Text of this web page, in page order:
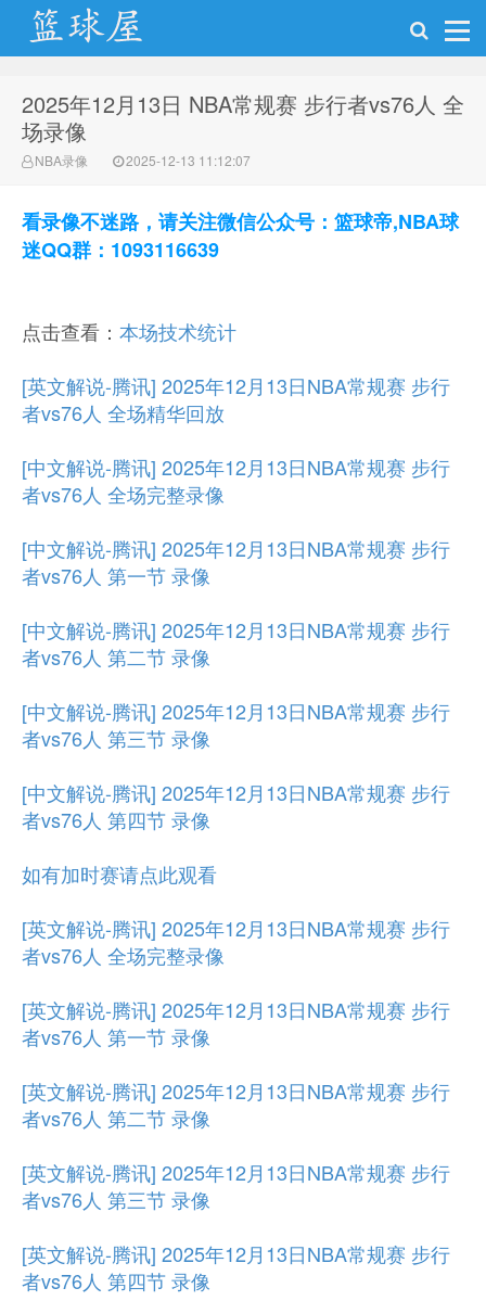
NBA录像网
2025年12月13日 NBA常规赛 步行者vs76人 全
场录像
NBA录像 2025-12-13 11:12:07
看录像不迷路，请关注微信公众号：篮球帝,NBA球
迷QQ群：1093116639
点击查看： 本场技术统计
[英文解说-腾讯] 2025年12月13日NBA常规赛 步行
者vs76人 全场精华回放
[中文解说-腾讯] 2025年12月13日NBA常规赛 步行
者vs76人 全场完整录像
[中文解说-腾讯] 2025年12月13日NBA常规赛 步行
者vs76人 第一节 录像
[中文解说-腾讯] 2025年12月13日NBA常规赛 步行
者vs76人 第二节 录像
[中文解说-腾讯] 2025年12月13日NBA常规赛 步行
者vs76人 第三节 录像
[中文解说-腾讯] 2025年12月13日NBA常规赛 步行
者vs76人 第四节 录像
如有加时赛请点此观看
[英文解说-腾讯] 2025年12月13日NBA常规赛 步行
者vs76人 全场完整录像
[英文解说-腾讯] 2025年12月13日NBA常规赛 步行
者vs76人 第一节 录像
[英文解说-腾讯] 2025年12月13日NBA常规赛 步行
者vs76人 第二节 录像
[英文解说-腾讯] 2025年12月13日NBA常规赛 步行
者vs76人 第三节 录像
[英文解说-腾讯] 2025年12月13日NBA常规赛 步行
者vs76人 第四节 录像